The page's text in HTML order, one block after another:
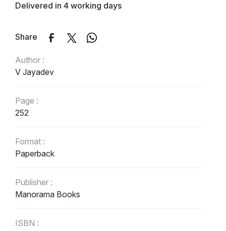
Delivered in 4 working days
Share
Author :
V Jayadev
Page :
252
Format :
Paperback
Publisher :
Manorama Books
ISBN :